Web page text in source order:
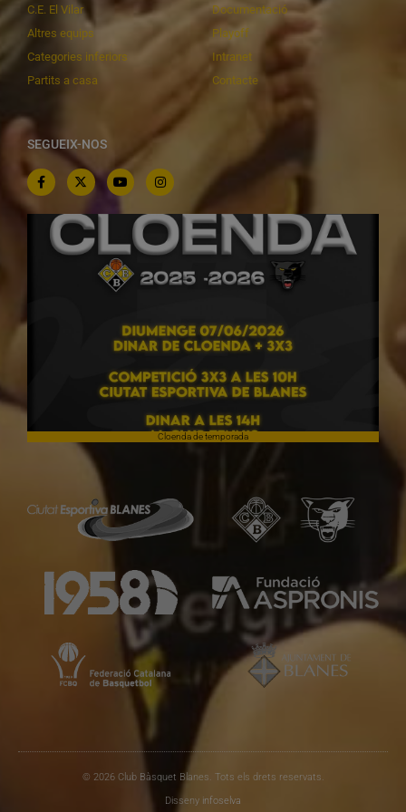
C.E. El Vilar
Altres equips
Categories inferiors
Partits a casa
Documentació
Playoff
Intranet
Contacte
SEGUEIX-NOS
Cloenda de temporada
© 2026 Club Bàsquet Blanes. Tots els drets reservats.
Disseny infoselva